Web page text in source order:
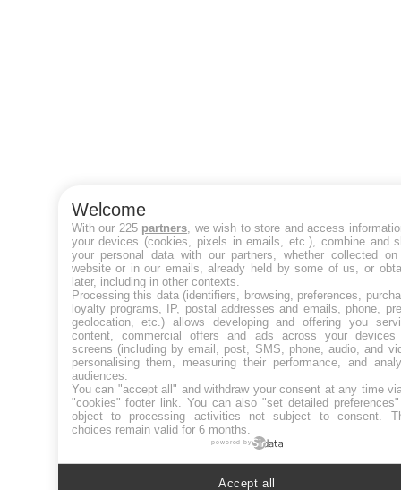
Welcome
With our 225 partners , we wish to store and access
your devices (cookies, pixels in emails, etc.), combine and
your personal data with our partners, whether collected
website or in our emails, already held by some of us, or
later, including in other contexts.
Processing this data (identifiers, browsing, preferences,
loyalty programs, IP, postal addresses and emails, phone,
geolocation, etc.) allows developing and offering you
content, commercial offers and ads across your devices
screens (including by email, post, SMS, phone, audio, and
personalising them, measuring their performance, and
audiences.
You can "accept all" and withdraw your consent at any time
"cookies" footer link . You can also "set detailed
object to processing activities not subject to consent.
choices remain valid for 6 months.
powered by
Accept all